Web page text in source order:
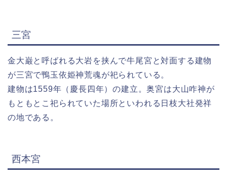
三宮
金大巌と呼ばれる大岩を挟んで牛尾宮と対面する建物
が三宮で鴨玉依姫神荒魂が祀られている。
建物は1559年（慶長四年）の建立。奥宮は大山咋神が
もともとこ祀られていた場所といわれる日枝大社発祥
の地である。
西本宮